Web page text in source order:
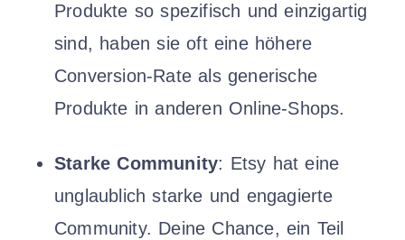
Produkte so spezifisch und einzigartig
sind, haben sie oft eine höhere
Conversion-Rate als generische
Produkte in anderen Online-Shops.
Starke Community: Etsy hat eine
unglaublich starke und engagierte
Community. Deine Chance, ein Teil